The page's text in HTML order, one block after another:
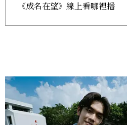
《成名在望》線上看哪裡播